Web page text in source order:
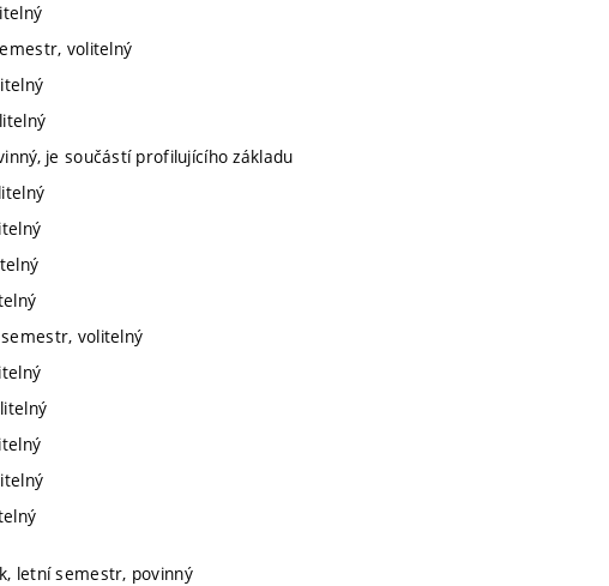
volitelný
je součástí profilujícího základu
volitelný
letní semestr, povinný